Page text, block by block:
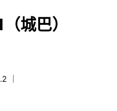
城巴）